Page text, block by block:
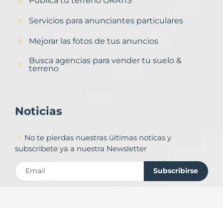
Servicios para anunciantes particulares
Mejorar las fotos de tus anuncios
Busca agencias para vender tu suelo &
terreno
Noticias
No te pierdas nuestras últimas noticas y
subscribete ya a nuestra Newsletter
Subscribirse